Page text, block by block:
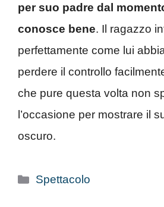
per suo padre dal
conosce bene. Il ragazzo
perfettamente come lui
perdere il controllo
che pure questa volta non
l’occasione per mostrare il
oscuro.
Categorie
Spettacolo